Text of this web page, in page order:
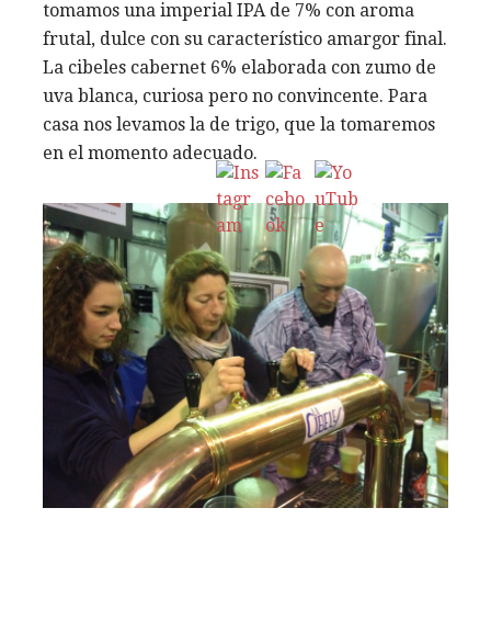
tomamos una imperial IPA de 7% con aroma
frutal, dulce con su característico amargor final.
La cibeles cabernet 6% elaborada con zumo de
uva blanca, curiosa pero no convincente. Para
casa nos levamos la de trigo, que la tomaremos
en el momento adecuado.